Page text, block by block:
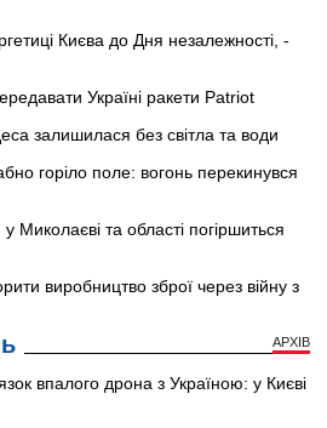
Києва до Дня незалежності, -
Україні ракети Patriot
залишилася без світла та води
горіло поле: вогонь перекинувся
Миколаєві та області погіршиться
виробництво зброї через війну з
АРХІВ
впалого дрона з Україною: у Києві